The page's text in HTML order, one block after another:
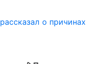
рассказал о причинах